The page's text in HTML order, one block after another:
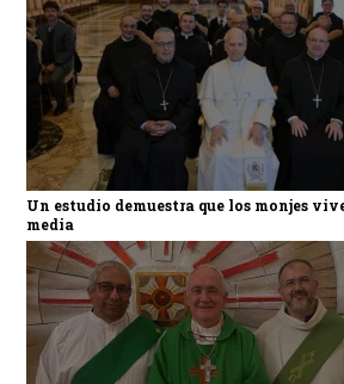
Un estudio demuestra que los monjes
media